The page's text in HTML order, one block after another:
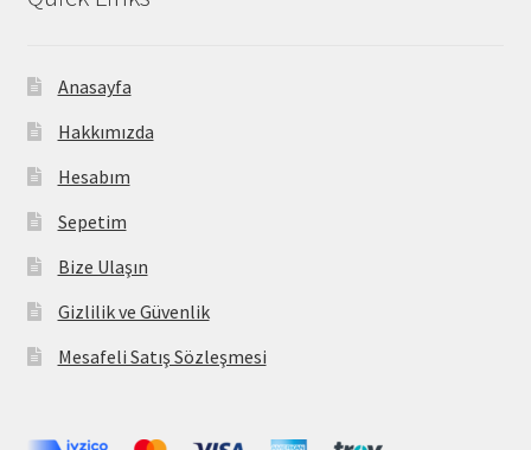
Anasayfa
Hakkımızda
Hesabım
Sepetim
Bize Ulaşın
Gizlilik ve Güvenlik
Mesafeli Satış Sözleşmesi